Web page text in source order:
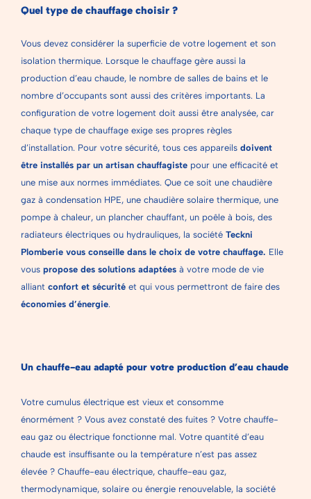
Quel type de chauffage choisir ?
Vous devez considérer la superficie de votre logement et son
isolation thermique. Lorsque le chauffage gère aussi la
production d’eau chaude, le nombre de salles de bains et le
nombre d’occupants sont aussi des critères importants. La
configuration de votre logement doit aussi être analysée, car
chaque type de chauffage exige ses propres règles
d’installation. Pour votre sécurité, tous ces appareils doivent
être installés par un artisan chauffagiste pour une efficacité et
une mise aux normes immédiates. Que ce soit une chaudière
gaz à condensation HPE, une chaudière solaire thermique, une
pompe à chaleur, un plancher chauffant, un poêle à bois, des
radiateurs électriques ou hydrauliques, la société Teckni
Plomberie vous conseille dans le choix de votre chauffage. Elle
vous propose des solutions adaptées à votre mode de vie
alliant confort et sécurité et qui vous permettront de faire des
économies d’énergie.
Un chauffe-eau adapté pour votre production d’eau chaude
Votre cumulus électrique est vieux et consomme
énormément ? Vous avez constaté des fuites ? Votre chauffe-
eau gaz ou électrique fonctionne mal. Votre quantité d’eau
chaude est insuffisante ou la température n’est pas assez
élevée ? Chauffe-eau électrique, chauffe-eau gaz,
thermodynamique, solaire ou énergie renouvelable, la société